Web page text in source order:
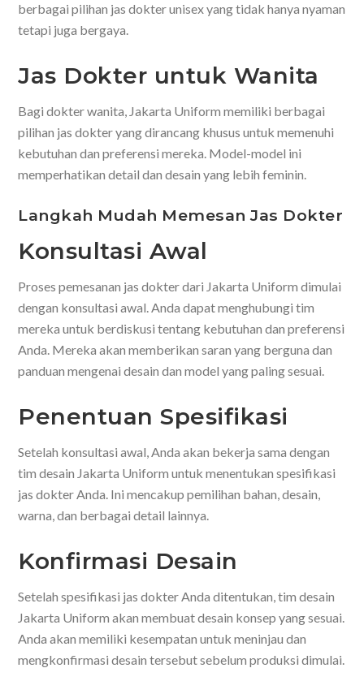
berbagai pilihan jas dokter unisex yang tidak hanya nyaman
tetapi juga bergaya.
Jas Dokter untuk Wanita
Bagi dokter wanita, Jakarta Uniform memiliki berbagai
pilihan jas dokter yang dirancang khusus untuk memenuhi
kebutuhan dan preferensi mereka. Model-model ini
memperhatikan detail dan desain yang lebih feminin.
Langkah Mudah Memesan Jas Dokter
Konsultasi Awal
Proses pemesanan jas dokter dari Jakarta Uniform dimulai
dengan konsultasi awal. Anda dapat menghubungi tim
mereka untuk berdiskusi tentang kebutuhan dan preferensi
Anda. Mereka akan memberikan saran yang berguna dan
panduan mengenai desain dan model yang paling sesuai.
Penentuan Spesifikasi
Setelah konsultasi awal, Anda akan bekerja sama dengan
tim desain Jakarta Uniform untuk menentukan spesifikasi
jas dokter Anda. Ini mencakup pemilihan bahan, desain,
warna, dan berbagai detail lainnya.
Konfirmasi Desain
Setelah spesifikasi jas dokter Anda ditentukan, tim desain
Jakarta Uniform akan membuat desain konsep yang sesuai.
Anda akan memiliki kesempatan untuk meninjau dan
mengkonfirmasi desain tersebut sebelum produksi dimulai.